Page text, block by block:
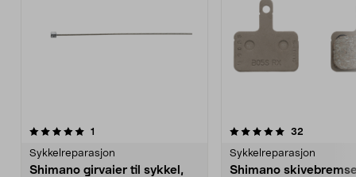
1
Sykkelreparasjon
Shimano girvaier til sykkel,
5.0av 5 stjerner 32
Sykkelreparasjon
Shimano
0.0 av 5 stjerner